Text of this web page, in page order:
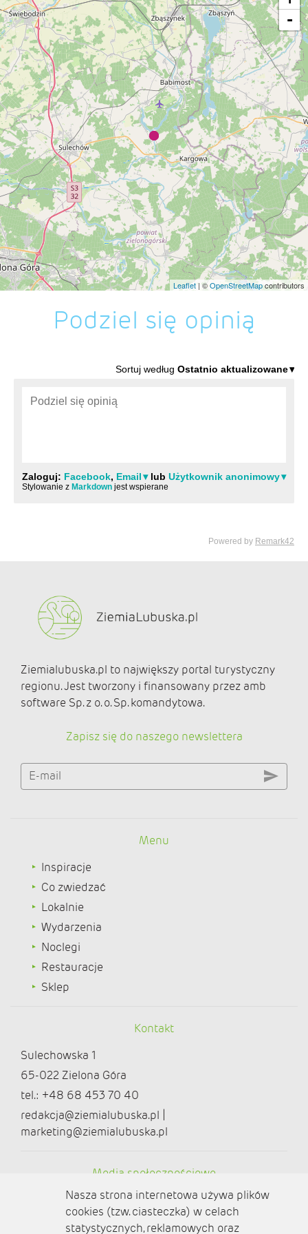
-
Leaflet | ©OpenStreetMapcontributors
Podziel się opinią
Ziemialubuska.pl to największy portal turystyczny
regionu. Jest tworzony i finansowany przez amb
software Sp. z o. o. Sp. komandytowa.
Zapisz się do naszego newslettera
E-mail
Menu
Inspiracje
Co zwiedzać
Lokalnie
Wydarzenia
Noclegi
Restauracje
Sklep
Kontakt
Sulechowska 1
65-022 Zielona Góra
tel.: +48 68 453 70 40
redakcja@ziemialubuska.pl |
marketing@ziemialubuska.pl
Media społecznościowe
Nasza strona internetowa używa plików
cookies (tzw. ciasteczka) w celach
statystycznych, reklamowych oraz